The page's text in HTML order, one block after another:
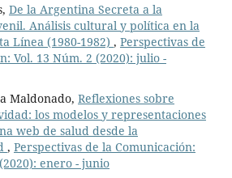
De la Argentina Secreta a la
Análisis cultural y política en la
Línea (1980-1982) , Perspectivas de
Vol. 13 Núm. 2 (2020): julio -
Maldonado, Reflexiones sobre
los modelos y representaciones
web de salud desde la
, Perspectivas de la Comunicación:
enero - junio